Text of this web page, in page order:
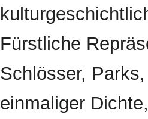
Fürstliche
Schlösser,
einmaliger